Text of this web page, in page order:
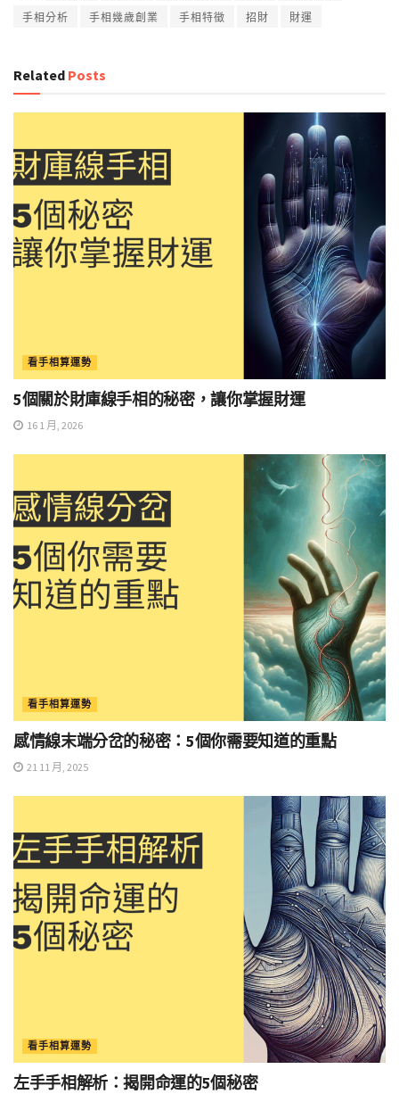
手相分析
手相幾歲創業 手相特徵 招財 財運
Related Posts
看手相算運勢
5個關於財庫線手相的秘密，讓你掌握財運
16 1 月, 2026
看手相算運勢
感情線末端分岔的秘密：5個你需要知道的重點
21 11 月, 2025
看手相算運勢
左手手相解析：揭開命運的5個秘密